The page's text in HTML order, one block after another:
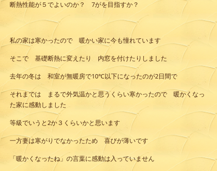
断熱性能が５でよいのか？ 7がを目指すか？
私の家は寒かったので 暖かい家に今も憧れています
そこで 基礎断熱に変えたり 内窓を付けたりしました
去年の冬は 和室が無暖房で10℃以下になったのが2日間で
それまでは まるで外気温かと思うくらい寒かったので 暖かくなっ
た家に感動しました
等級でいうと2か３くらいかと思います
一方妻は寒がりでなかったため 喜びが薄いです
「暖かくなったね」の言葉に感動は入っていません